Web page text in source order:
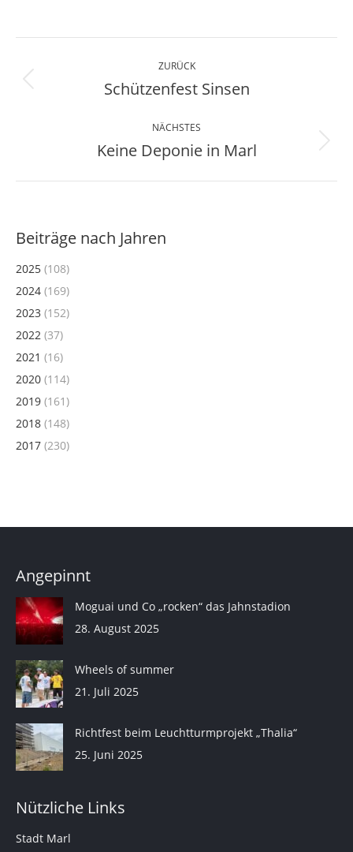
Kommentarnavigation
ZURÜCK
Vorheriger
Schützenfest Sinsen
NÄCHSTES
Nächster
Keine Deponie in Marl
Beiträge nach Jahren
2025 (108)
2024 (169)
2023 (152)
2022 (37)
2021 (16)
2020 (114)
2019 (161)
2018 (148)
2017 (230)
Angepinnt
Moguai und Co „rocken“ das Jahnstadion
28. August 2025
Wheels of summer
21. Juli 2025
Richtfest beim Leuchtturmprojekt „Thalia“
25. Juni 2025
Nützliche Links
Stadt Marl